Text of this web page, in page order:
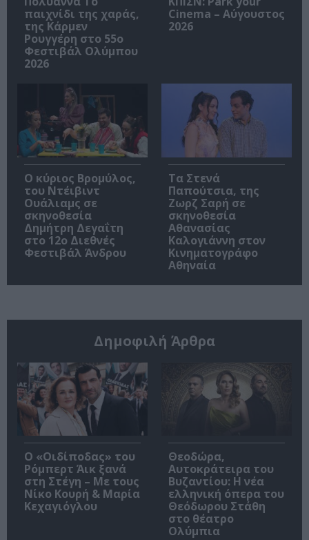
παιχνίδι της χαράς,
της Κάρμεν
Ρουγγέρη στο 55ο
Φεστιβάλ Ολύμπου
2026
Cinema – Αύγουστος
2026
O κύριος Βρομύλος,
του Ντέιβιντ
Ουάλιαμς σε
σκηνοθεσία
Δημήτρη Δεγαΐτη
στο 12ο Διεθνές
Φεστιβάλ Άνδρου
Τα Στενά
Παπούτσια, της
Ζωρζ Σαρή σε
σκηνοθεσία
Αθανασίας
Καλογιάννη στον
Κινηματογράφο
Αθηναία
Δημοφιλή Άρθρα
O «Οιδίποδας» του
Ρόμπερτ Άικ ξανά
στη Στέγη – Με τους
Νίκο Κουρή & Μαρία
Κεχαγιόγλου
Θεοδώρα,
Αυτοκράτειρα του
Βυζαντίου: Η νέα
ελληνική όπερα του
Θεόδωρου Στάθη
στο θέατρο
Ολύμπια